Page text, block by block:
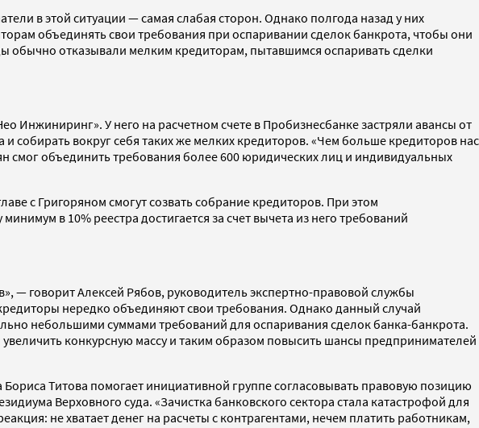
в этой ситуации — самая слабая сторон. Однако полгода назад у них
объединять свои требования при оспаривании сделок банкрота, чтобы они
обычно отказывали мелким кредиторам, пытавшимся оспаривать сделки
Инжиниринг». У него на расчетном счете в Пробизнесбанке застряли авансы от
собирать вокруг себя таких же мелких кредиторов. «Чем больше кредиторов нас
смог объединить требования более 600 юридических лиц и индивидуальных
с Григоряном смогут созвать собрание кредиторов. При этом
в 10% реестра достигается за счет вычета из него требований
— говорит Алексей Рябов, руководитель экспертно-правовой службы
нередко объединяют свои требования. Однако данный случай
небольшими суммами требований для оспаривания сделок банка-банкрота.
конкурсную массу и таким образом повысить шансы предпринимателей
Титова помогает инициативной группе согласовывать правовую позицию
Верховного суда. «Зачистка банковского сектора стала катастрофой для
не хватает денег на расчеты с контрагентами, нечем платить работникам,